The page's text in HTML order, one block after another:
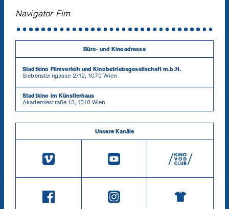
Navigator Fim
Büro- und Kinoadresse
Stadtkino Filmverleih und Kinobetriebsgesellschaft m.b.H.
Siebensterngasse 2/12, 1070 Wien
Stadtkino im Künstlerhaus
Akademiestraße 13, 1010 Wien
Unsere Kanäle